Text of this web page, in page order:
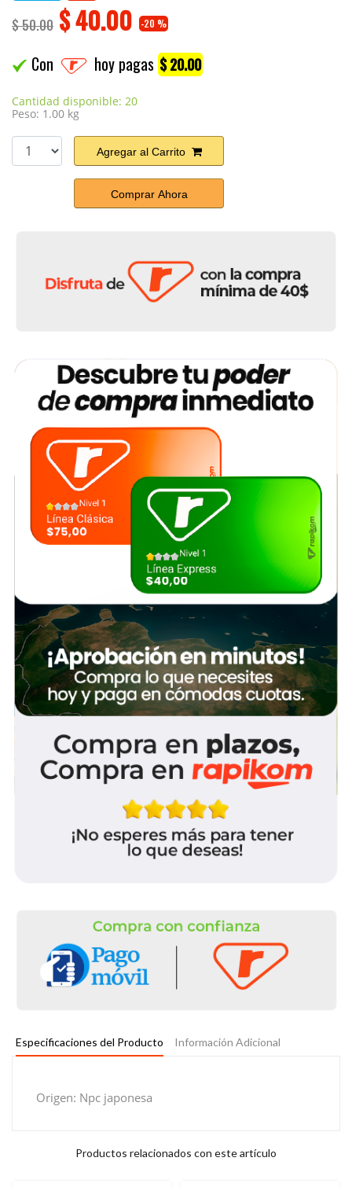
$ 50.00 $40.00 -20 %
Con hoy pagas $ 20.00
Cantidad disponible: 20
Peso: 1.00 kg
Agregar al Carrito
Comprar Ahora
Especificaciones del Producto Información Adicional
Origen: Npc japonesa
Productos relacionados con este artículo